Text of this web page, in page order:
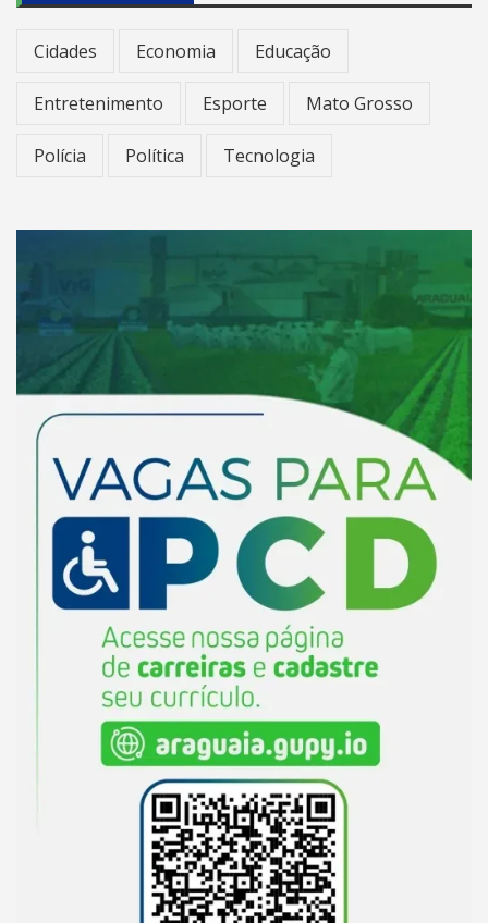
Cidades Economia Educação
Entretenimento Esporte Mato Grosso
Polícia Política Tecnologia